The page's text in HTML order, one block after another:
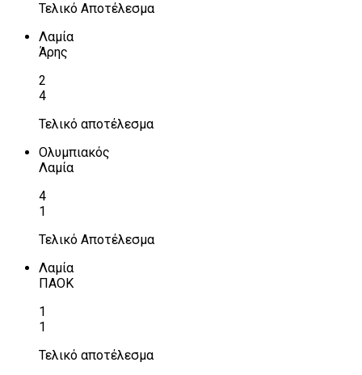
Τελικό Αποτέλεσμα
Λαμία
Άρης
2
4
Τελικό αποτέλεσμα
Ολυμπιακός
Λαμία
4
1
Τελικό Αποτέλεσμα
Λαμία
ΠΑΟΚ
1
1
Τελικό αποτέλεσμα